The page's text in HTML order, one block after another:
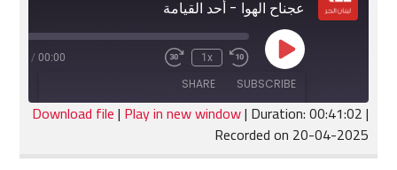
عجناح الهوا - أحد القيامة
Play
Episode
Rewind
10
Seconds
1x
Fast
seconds
00:00
/
SUBSCRIBE
SHARE
RSS FEED
SHARE
Download file| Play in new window| Duration: 00:41:02|
Recorded on 20-04-2025